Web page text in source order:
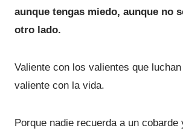
aunque tengas miedo, aunque no
otro lado.
Valiente con los valientes que
valiente con la vida.
Porque nadie recuerda a un cobarde